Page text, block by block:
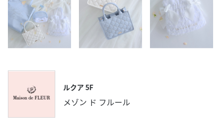
ルクア 5F
メゾン ド フルール